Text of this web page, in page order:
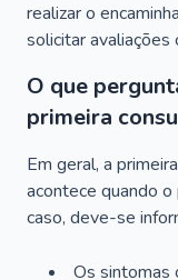
realizar o
solicitar avaliações
O que
primeira
Em geral, a
acontece quando
caso, deve-se
Os sintomas